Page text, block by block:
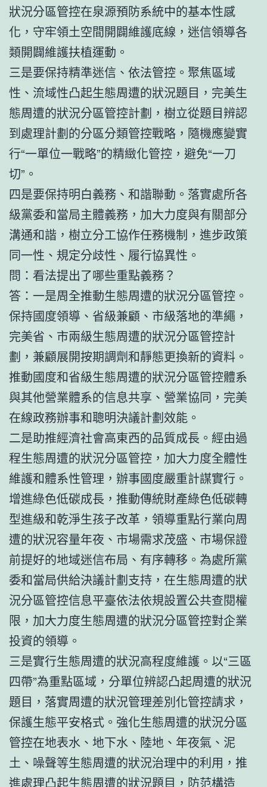
狀況分區管控在泉源預防系統中的基本性感
化，守牢領土空間開闢維護底線，迷信領導各
類開闢維護扶植運動。
三是要保持精準迷信、依法管控。聚焦區域
性、流域性凸起生態周遭的狀況題目，完美生
態周遭的狀況分區管控計劃，樹立從題目辨認
到處理計劃的分區分類管控戰略，隨機應變實
行“一單位一戰略”的精緻化管控，避免“一刀
切”。
四是要保持明白義務、和諧聯動。落實處所各
級黨委和當局主體義務，加大力度與有關部分
溝通和諧，樹立分工協作任務機制，進步政策
同一性、規定分歧性、履行協異性。
問：看法提出了哪些重點義務？
答：一是周全推動生態周遭的狀況分區管控。
保持國度領導、省級兼顧、市級落地的準繩，
完美省、市兩級生態周遭的狀況分區管控計
劃，兼顧展開按期調劑和靜態更換新的資料。
推動國度和省級生態周遭的狀況分區管控體系
與其他營業體系的信息共享、營業協同，完美
在線政務辦事和聰明決議計劃效能。
二是助推經濟社會高東西的品質成長。經由過
程生態周遭的狀況分區管控，加大力度全體性
維護和體系性管理，辦事國度嚴重計謀實行。
增進綠色低碳成長，推動傳統財產綠色低碳轉
型進級和乾淨生孩子改革，領導重點行業向周
遭的狀況容量年夜、市場需求茂盛、市場保證
前提好的地域迷信布局、有序轉移。為處所黨
委和當局供給決議計劃支持，在生態周遭的狀
況分區管控信息平臺依法依規設置公共查閱權
限，加大力度生態周遭的狀況分區管控對企業
投資的領導。
三是實行生態周遭的狀況高程度維護。以“三區
四帶”為重點區域，分單位辨認凸起周遭的狀況
題目，落實周遭的狀況管理差別化管控請求，
保護生態平安格式。強化生態周遭的狀況分區
管控在地表水、地下水、陸地、年夜氣、泥
土、噪聲等生態周遭的狀況治理中的利用，推
進處理凸起生態周遭的狀況題目，防范構造